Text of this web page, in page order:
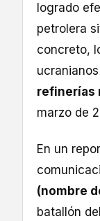
logrado
petrolera
concreto,
refinerías
marzo de
En un
(nombre
batallón